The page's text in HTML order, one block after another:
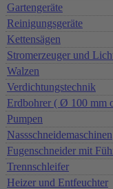
Gartengeräte
Reinigungsgeräte
Kettensägen
Stromerzeuger und
Walzen
Verdichtungstechnik
Erdbohrer ( Ø 100 mm
Pumpen
Nassschneidemaschinen
Fugenschneider mit
Trennschleifer
Heizer und Entfeuchter